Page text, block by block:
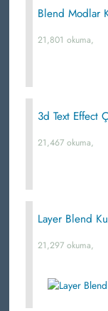
Blend Modlar
21,801 okuma,
3d Text Effect
21,467 okuma,
Layer Blend
21,297 okuma,